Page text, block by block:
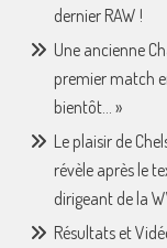
dernier RAW !
Une ancienne
premier match
bientôt… »
Le plaisir de
révèle après le
dirigeant de la
Résultats et